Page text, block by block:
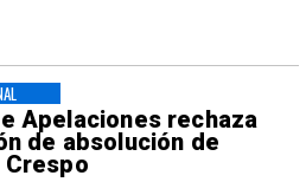
Apelaciones rechaza
de absolución de
Crespo